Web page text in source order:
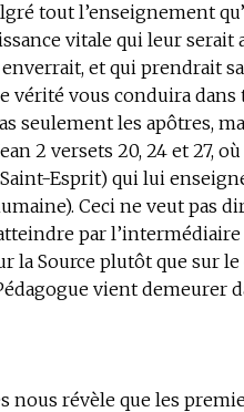
tout l’enseignement
vitale qui leur serait
et qui prendrait
vérité vous conduira dans
seulement les apôtres,
2 versets 20, 24 et 27,
Esprit) qui lui
Ceci ne veut pas
par l’intermédiaire
la Source plutôt que sur le
vient demeurer
nous révèle que les